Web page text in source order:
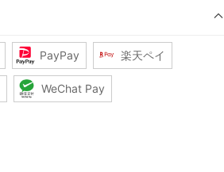
PayPay 楽天ペイ
WeChat Pay